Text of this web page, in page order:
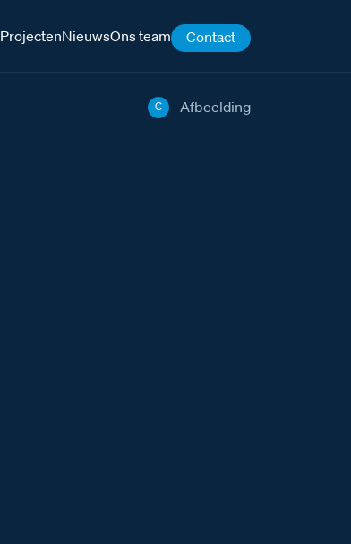
ProjectenNieuwsOns team Contact
C Afbeelding